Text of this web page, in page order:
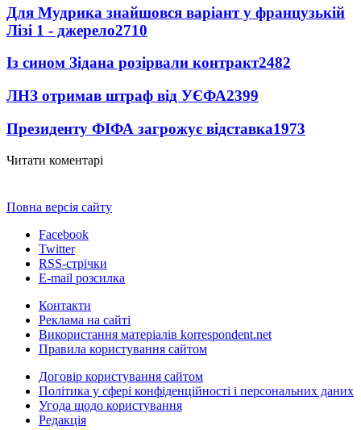
Для Мудрика знайшовся варіант у французькій
Лізі 1 - джерело2710
Із сином Зідана розірвали контракт2482
ЛНЗ отримав штраф від УЄФА2399
Президенту ФІФА загрожує відставка1973
Читати коментарі
Повна версія сайту
Facebook
Twitter
RSS-стрічки
E-mail розсилка
Контакти
Реклама на сайті
Використання матеріалів korrespondent.net
Правила користування сайтом
Договір користування сайтом
Політика у сфері конфіденційності і персональних даних
Угода щодо користування
Редакція